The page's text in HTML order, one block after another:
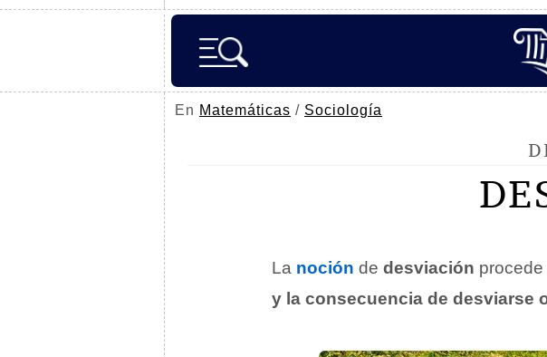
En Matemáticas / Sociología
La noción de desviación
y la consecuencia de desviarse